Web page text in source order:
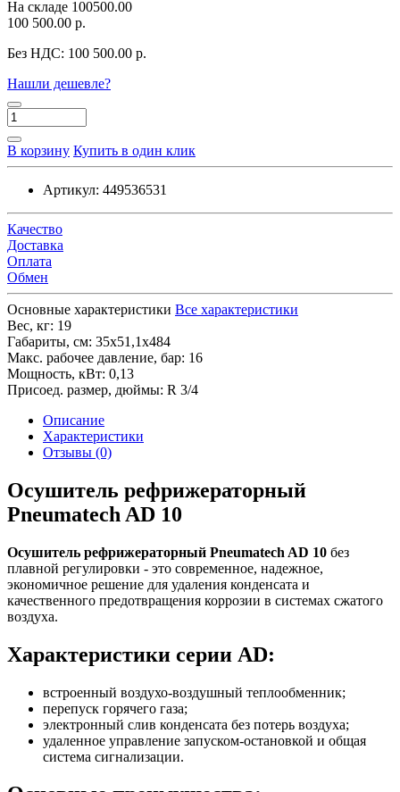
На складе 100500.00
100 500.00 р.
Без НДС: 100 500.00 р.
Нашли дешевле?
В корзину Купить в один клик
Артикул: 449536531
Качество
Доставка
Оплата
Обмен
Основные характеристики Все характеристики
Вес, кг: 19
Габариты, см: 35x51,1x484
Макс. рабочее давление, бар: 16
Мощность, кВт: 0,13
Присоед. размер, дюймы: R 3/4
Описание
Характеристики
Отзывы (0)
Осушитель рефрижераторный
Pneumatech AD 10
Осушитель рефрижераторный Pneumatech AD 10 без
плавной регулировки - это современное, надежное,
экономичное решение для удаления конденсата и
качественного предотвращения коррозии в системах сжатого
воздуха.
Характеристики серии AD:
встроенный воздухо-воздушный теплообменник;
перепуск горячего газа;
электронный слив конденсата без потерь воздуха;
удаленное управление запуском-остановкой и общая
система сигнализации.